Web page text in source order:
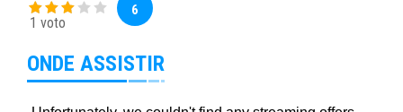
1 voto
6
ONDE ASSISTIR